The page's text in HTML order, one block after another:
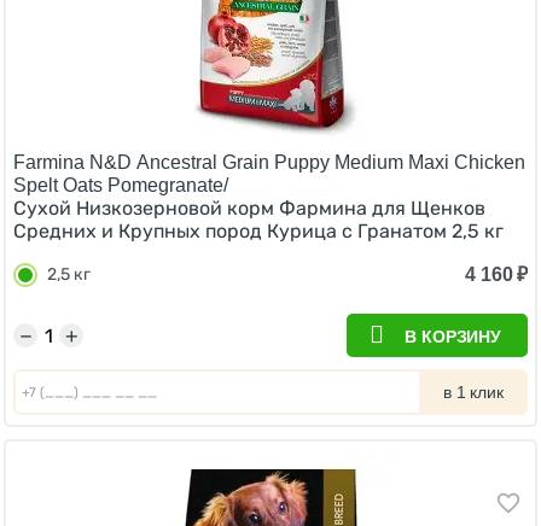
Farmina N&D Ancestral Grain Puppy Medium Maxi Chicken
Spelt Oats Pomegranate/
Сухой Низкозерновой корм Фармина для Щенков
Средних и Крупных пород Курица с Гранатом 2,5 кг
2,5 кг 4 160₽
+
− В КОРЗИНУ
в 1 клик